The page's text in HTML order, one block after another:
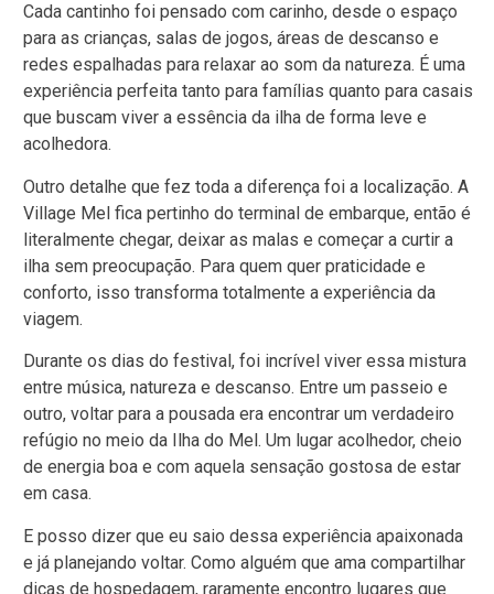
Cada cantinho foi pensado com carinho, desde o espaço
para as crianças, salas de jogos, áreas de descanso e
redes espalhadas para relaxar ao som da natureza. É uma
experiência perfeita tanto para famílias quanto para casais
que buscam viver a essência da ilha de forma leve e
acolhedora.
Outro detalhe que fez toda a diferença foi a localização. A
Village Mel fica pertinho do terminal de embarque, então é
literalmente chegar, deixar as malas e começar a curtir a
ilha sem preocupação. Para quem quer praticidade e
conforto, isso transforma totalmente a experiência da
viagem.
Durante os dias do festival, foi incrível viver essa mistura
entre música, natureza e descanso. Entre um passeio e
outro, voltar para a pousada era encontrar um verdadeiro
refúgio no meio da Ilha do Mel. Um lugar acolhedor, cheio
de energia boa e com aquela sensação gostosa de estar
em casa.
E posso dizer que eu saio dessa experiência apaixonada
e já planejando voltar. Como alguém que ama compartilhar
dicas de hospedagem, raramente encontro lugares que